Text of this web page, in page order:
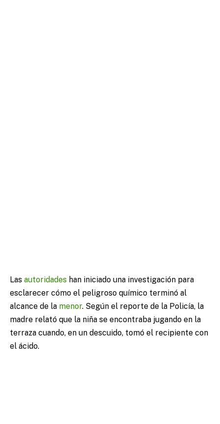
Las autoridades han iniciado una investigación para
esclarecer cómo el peligroso químico terminó al
alcance de la menor. Según el reporte de la Policía, la
madre relató que la niña se encontraba jugando en la
terraza cuando, en un descuido, tomó el recipiente con
el ácido.